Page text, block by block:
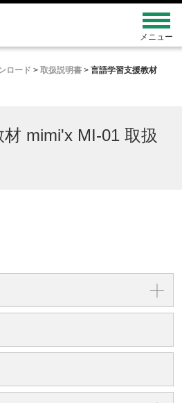
ロード > 取扱説明書 > 言語学習支援教材
mimi'x MI-01 取扱